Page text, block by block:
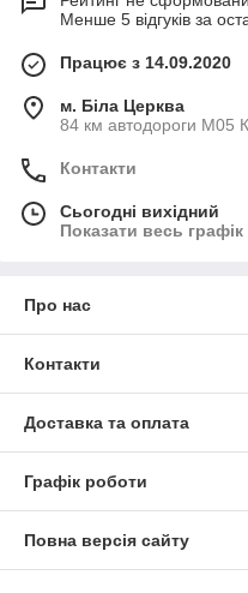
Менше 5 відгуків за
Працює з 14.09.2020
м. Біла Церква
84 км автодороги М05
Контакти
Сьогодні вихідний
Показати весь
Про нас
Контакти
Доставка та оплата
Графік роботи
Повна версія сайту